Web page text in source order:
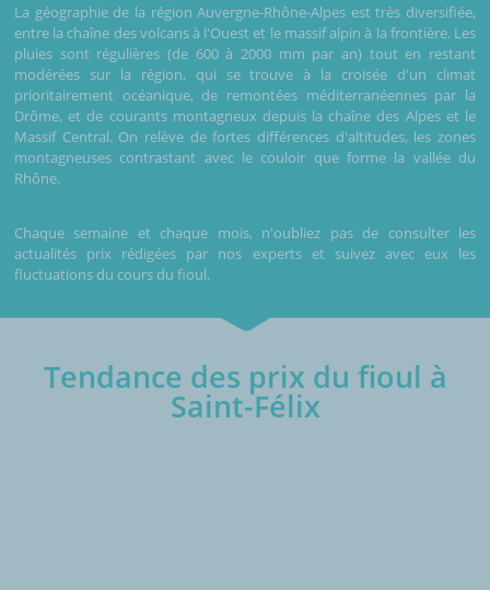
La géographie de la région Auvergne-Rhône-Alpes est très diversifiée,
entre la chaîne des volcans à l'Ouest et le massif alpin à la frontière. Les
pluies sont régulières (de 600 à 2000 mm par an) tout en restant
modérées sur la région, qui se trouve à la croisée d'un climat
prioritairement océanique, de remontées méditerranéennes par la
Drôme, et de courants montagneux depuis la chaîne des Alpes et le
Massif Central. On relève de fortes différences d'altitudes, les zones
montagneuses contrastant avec le couloir que forme la vallée du
Rhône.
Chaque semaine et chaque mois, n'oubliez pas de consulter les
actualités prix rédigées par nos experts et suivez avec eux les
fluctuations du cours du fioul.
Tendance des prix du fioul à
Saint-Félix